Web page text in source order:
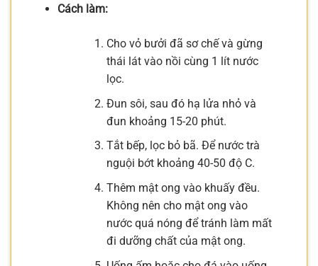
Cách làm:
Cho vỏ bưởi đã sơ chế và gừng
thái lát vào nồi cùng 1 lít nước
lọc.
Đun sôi, sau đó hạ lửa nhỏ và
đun khoảng 15-20 phút.
Tắt bếp, lọc bỏ bã. Để nước trà
nguội bớt khoảng 40-50 độ C.
Thêm mật ong vào khuấy đều.
Không nên cho mật ong vào
nước quá nóng để tránh làm mất
đi dưỡng chất của mật ong.